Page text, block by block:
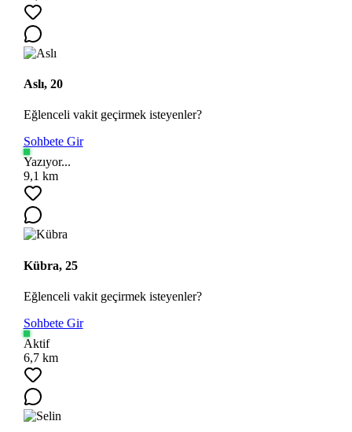
Aslı, 20
Eğlenceli vakit geçirmek isteyenler?
Sohbete Gir
Yazıyor...
9,1 km
Kübra, 25
Eğlenceli vakit geçirmek isteyenler?
Sohbete Gir
Aktif
6,7 km